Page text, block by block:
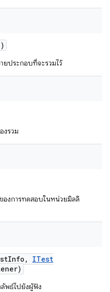
ยประกอบที่จะรวมไว้
งรวม
ของการทดสอบในหน่วยมิลลิ
Info ,
ITest
ลัพธ์ไปยังผู้ฟัง